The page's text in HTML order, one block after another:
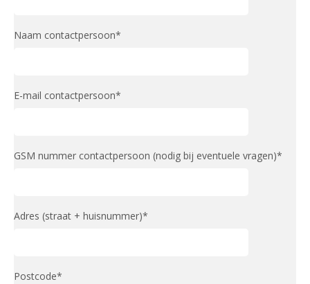
Naam contactpersoon*
E-mail contactpersoon*
GSM nummer contactpersoon (nodig bij eventuele vragen)*
Adres (straat + huisnummer)*
Postcode*